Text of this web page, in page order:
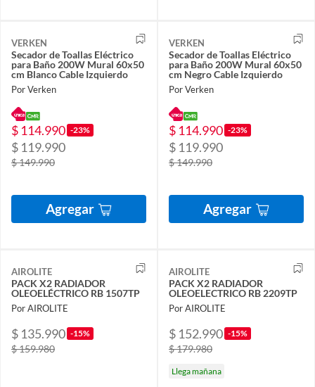
VERKEN
Secador de Toallas Eléctrico
para Baño 200W Mural 60x50
cm Blanco Cable Izquierdo
Por Verken
$ 114.990 -23%
$ 119.990
$ 149.990
Agregar
VERKEN
Secador de Toallas Eléctrico
para Baño 200W Mural 60x50
cm Negro Cable Izquierdo
Por Verken
$ 114.990 -23%
$ 119.990
$ 149.990
Agregar
AIROLITE
PACK X2 RADIADOR
OLEOELÉCTRICO RB 1507TP
Por AIROLITE
$ 135.990 -15%
$ 159.980
AIROLITE
PACK X2 RADIADOR
OLEOELECTRICO RB 2209TP
Por AIROLITE
$ 152.990 -15%
$ 179.980
Llega mañana